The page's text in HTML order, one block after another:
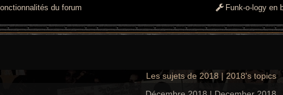
du forum Funk-o-logy en
Les sujets de 2018 | 2018's topics